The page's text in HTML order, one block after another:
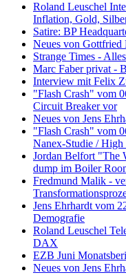
Roland Leuschel
Inflation, Gold,
Satire: BP
Neues von Gottfried
Strange Times -
Marc Faber privat -
Interview mit Felix
"Flash Crash" vom
Circuit Breaker vor
Neues von Jens
"Flash Crash" vom
Nanex-Studie /
Jordan Belfort "The
dump im Boiler
Fredmund Malik -
Jens Ehrhardt vom
Demografie
Roland Leuschel
DAX
EZB Juni
Neues von Jens